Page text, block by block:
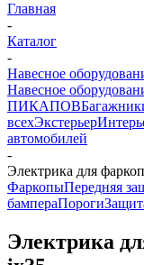
Главная
-
Каталог
-
Навесное
Навесное
ПИКАПОВ
всехЭкстерьер
автомобилей
-
Электрика для
ФаркопыПередняя
бампераПороги
Электрика